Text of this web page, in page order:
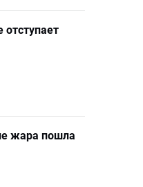
жара пошла